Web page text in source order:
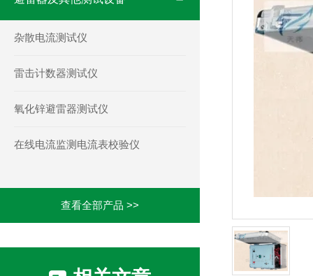
杂散电流测试仪
雷击计数器测试仪
氧化锌避雷器测试仪
在线电流监测电流表校验仪
查看全部产品 >>